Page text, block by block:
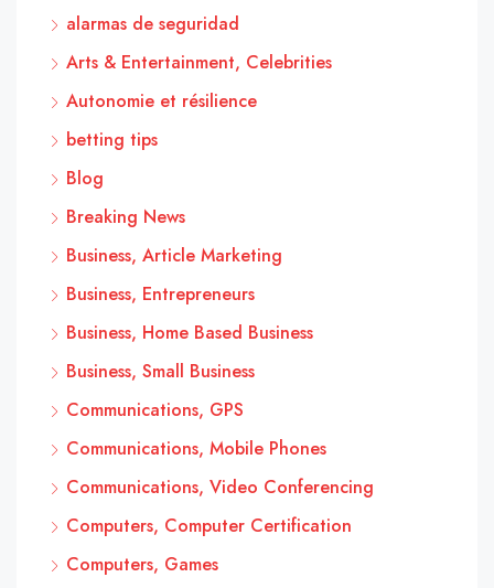
alarmas de seguridad
Arts & Entertainment, Celebrities
Autonomie et résilience
betting tips
Blog
Breaking News
Business, Article Marketing
Business, Entrepreneurs
Business, Home Based Business
Business, Small Business
Communications, GPS
Communications, Mobile Phones
Communications, Video Conferencing
Computers, Computer Certification
Computers, Games